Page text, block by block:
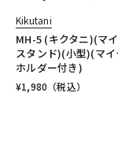
Kikutani
MH-5 (キクタニ)(マ
スタンド)(小型)(マイ
ホルダー付き)
¥1,980 （税込）